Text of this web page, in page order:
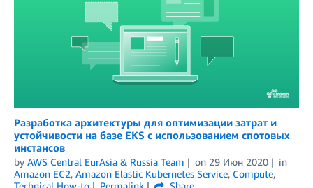
Разработка архитектуры для оптимизации затрат и
устойчивости на базе EKS с использованием спотовых
инстансов
by AWS Central EurAsia & Russia Team on 29 Июн 2020
in
Amazon EC2, Amazon Elastic Kubernetes Service, Compute,